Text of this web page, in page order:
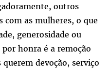
outros
com as mulheres, o que
generosidade ou
honra é a remoção
devoção, serviço